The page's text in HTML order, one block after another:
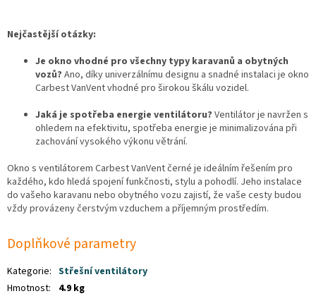
Nejčastější otázky:
Je okno vhodné pro všechny typy karavanů a obytných
vozů? Ano, díky univerzálnímu designu a snadné instalaci je okno
Carbest VanVent vhodné pro širokou škálu vozidel.
Jaká je spotřeba energie ventilátoru? Ventilátor je navržen s
ohledem na efektivitu, spotřeba energie je minimalizována při
zachování vysokého výkonu větrání.
Okno s ventilátorem Carbest VanVent černé je ideálním řešením pro
každého, kdo hledá spojení funkčnosti, stylu a pohodlí. Jeho instalace
do vašeho karavanu nebo obytného vozu zajistí, že vaše cesty budou
vždy provázeny čerstvým vzduchem a příjemným prostředím.
Doplňkové parametry
Kategorie: Střešní ventilátory
Hmotnost: 4.9 kg